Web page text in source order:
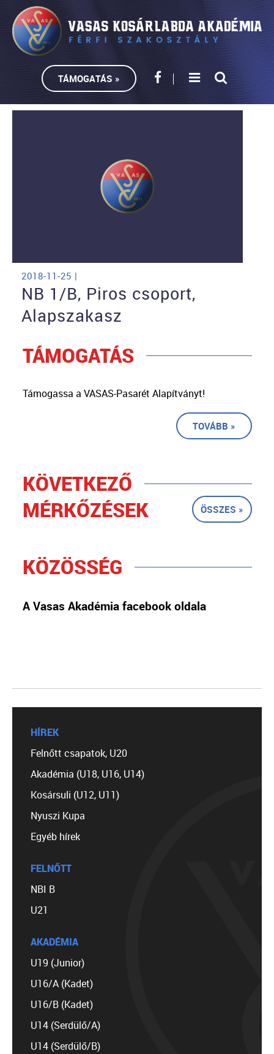
TÁMOGATÁS »
2018-11-25 |
NB 1/B, Piros csoport,
Alapszakasz
TÁMOGATÁS
Támogassa a VASAS-Pasarét Alapítványt!
TOVÁBB »
KÖVETKEZŐ
MÉRKŐZÉSEK
ÖSSZES »
KÖZÖSSÉG
A Vasas Akadémia facebook oldala
HÍREK
Felnőtt csapatok, U20
Akadémia (U18, U16, U14)
Kosársuli (U12, U11)
Nyuszi Kupa
Egyéb hírek
FELNŐTT
NBI B
U21
AKADÉMIA
U19 (Junior)
U16/A (Kadet)
U16/B (Kadet)
U14 (Serdülő/A)
U14 (Serdülő/B)